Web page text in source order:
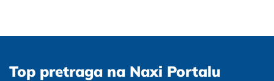
Top pretraga na Naxi Portalu